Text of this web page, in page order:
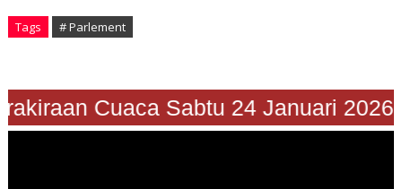
Tags # Parlement
Cuaca Sabtu 24 Januari